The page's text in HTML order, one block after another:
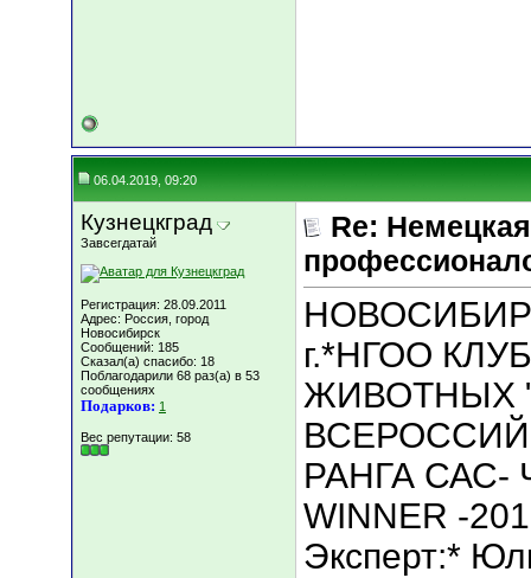
06.04.2019, 09:20
Кузнецкград
Завсегдатай
Регистрация: 28.09.2011
Адрес: Россия, город
Новосибирск
Сообщений: 185
Сказал(а) спасибо: 18
Поблагодарили 68 раз(а) в 53
сообщениях
Подарков: 1
Вес репутации: 58
Re:
г.*НГОО
ЖИВОТНЫХ
РАНГА САС-
WINNER -
Эксперт:*